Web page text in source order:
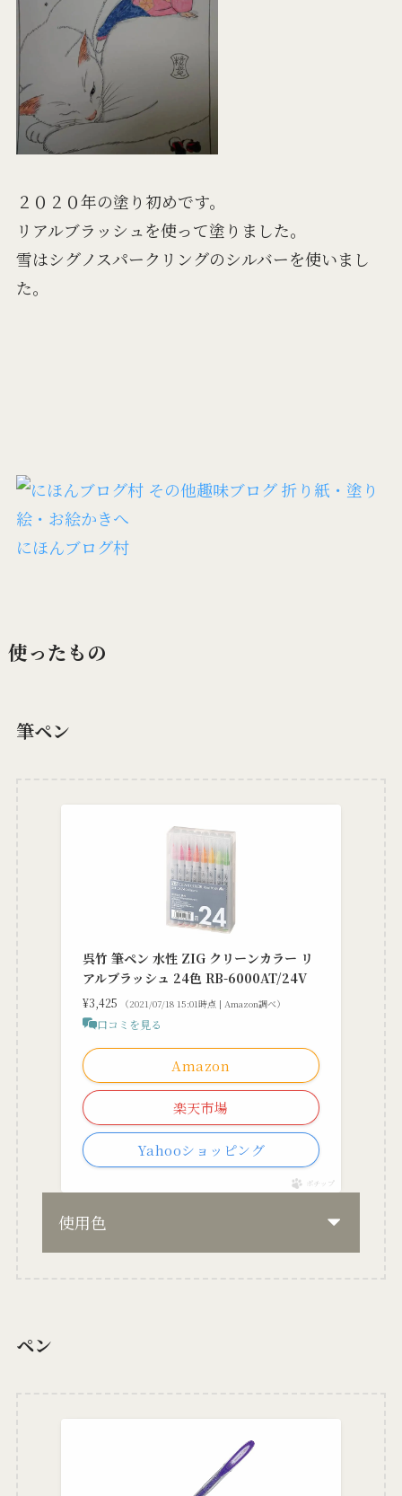
２０２０年の塗り初めです。
リアルブラッシュを使って塗りました。
雪はシグノスパークリングのシルバーを使いまし
た。
にほんブログ村
使ったもの
筆ペン
呉竹 筆ペン 水性 ZIG クリーンカラー リ
アルブラッシュ 24色 RB-6000AT/24V
¥3,425 （2021/07/18 15:01時点 | Amazon調べ）
口コミを見る
Amazon
楽天市場
Yahooショッピング
ポチップ
使用色
ペン